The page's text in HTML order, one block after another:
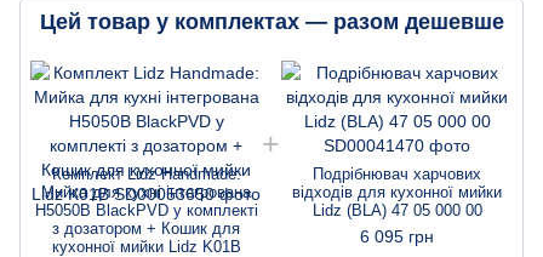
Цей товар у комплектах — разом дешевше
Комплект Lidz Handmade:
Мийка для кухні інтегрована
H5050B BlackPVD у комплекті
з дозатором + Кошик для
кухонної мийки Lidz K01B
Подрібнювач харчових
відходів для кухонної мийки
Lidz (BLA) 47 05 000 00
6 095 грн